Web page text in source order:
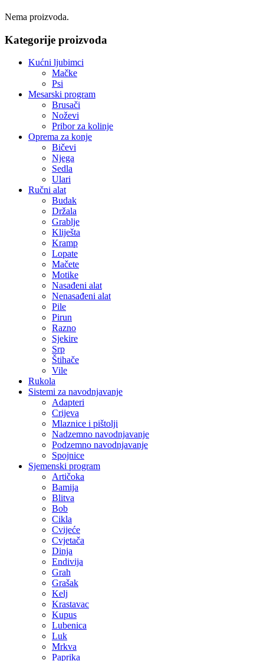
Nema proizvoda.
Kategorije proizvoda
Kućni ljubimci
Mačke
Psi
Mesarski program
Brusači
Noževi
Pribor za kolinje
Oprema za konje
Bičevi
Njega
Sedla
Ulari
Ručni alat
Budak
Držala
Grablje
Kliješta
Kramp
Lopate
Mačete
Motike
Nasađeni alat
Nenasađeni alat
Pile
Pirun
Razno
Sjekire
Srp
Štihače
Vile
Rukola
Sistemi za navodnjavanje
Adapteri
Crijeva
Mlaznice i pištolji
Nadzemno navodnjavanje
Podzemno navodnjavanje
Spojnice
Sjemenski program
Artičoka
Bamija
Blitva
Bob
Cikla
Cvijeće
Cvjetača
Dinja
Endivija
Grah
Grašak
Kelj
Krastavac
Kupus
Lubenica
Luk
Mrkva
Paprika